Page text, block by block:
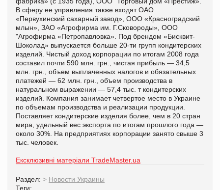
В сферу ее управления также входят ОАО
«Первухинский сахарный завод», ООО «Красноградский
млын», ЗАО «Агрофирма им. Г.Сковороды», ООО
"Агрофирма «Петропавловка». Под брендом «Бисквит-
Шоколад» выпускается больше 20-ти групп кондитерских
изделий. Чистый доход корпорации по итогам 2008 года
составил почти 590 млн. грн., чистая прибыль — 34,5
млн. грн., объем выплаченных налогов и обязательных
платежей — 62 млн. грн., объем производства в
натуральном выражении — 57,4 тыс. т кондитерских
изделий. Компания занимает четвертое место в Украине
по объемам производства и реализации продукции.
Поставляет кондитерские изделия более, чем в 20 стран
мира, удельный вес экспорта по итогам прошлого года —
около 30%. На предприятиях корпорации занято свыше 3
тыс. человек.
Ексклюзивні матеріали TradeMaster.ua
Раздел: > Новости Украины
Теги: